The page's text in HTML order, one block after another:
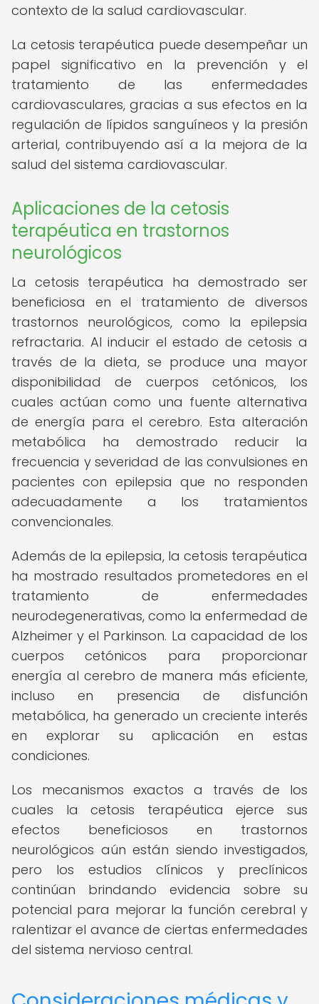
contexto de la salud cardiovascular.
La cetosis terapéutica puede desempeñar un
papel significativo en la prevención y el
tratamiento de las enfermedades
cardiovasculares, gracias a sus efectos en la
regulación de lípidos sanguíneos y la presión
arterial, contribuyendo así a la mejora de la
salud del sistema cardiovascular.
Aplicaciones de la cetosis
terapéutica en trastornos
neurológicos
La cetosis terapéutica ha demostrado ser
beneficiosa en el tratamiento de diversos
trastornos neurológicos, como la epilepsia
refractaria. Al inducir el estado de cetosis a
través de la dieta, se produce una mayor
disponibilidad de cuerpos cetónicos, los
cuales actúan como una fuente alternativa
de energía para el cerebro. Esta alteración
metabólica ha demostrado reducir la
frecuencia y severidad de las convulsiones en
pacientes con epilepsia que no responden
adecuadamente a los tratamientos
convencionales.
Además de la epilepsia, la cetosis terapéutica
ha mostrado resultados prometedores en el
tratamiento de enfermedades
neurodegenerativas, como la enfermedad de
Alzheimer y el Parkinson. La capacidad de los
cuerpos cetónicos para proporcionar
energía al cerebro de manera más eficiente,
incluso en presencia de disfunción
metabólica, ha generado un creciente interés
en explorar su aplicación en estas
condiciones.
Los mecanismos exactos a través de los
cuales la cetosis terapéutica ejerce sus
efectos beneficiosos en trastornos
neurológicos aún están siendo investigados,
pero los estudios clínicos y preclínicos
continúan brindando evidencia sobre su
potencial para mejorar la función cerebral y
ralentizar el avance de ciertas enfermedades
del sistema nervioso central.